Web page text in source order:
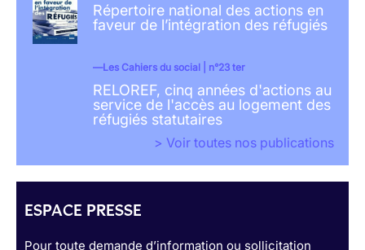
Répertoire national des actions en
faveur de l’intégration des réfugiés
Les Cahiers du social | n°23 ter
RELOREF, cinq années d'actions au
service de l'accès au logement des
réfugiés statutaires
> Voir toutes nos publications
ESPACE PRESSE
Pour toute demande d’information ou sollicitation